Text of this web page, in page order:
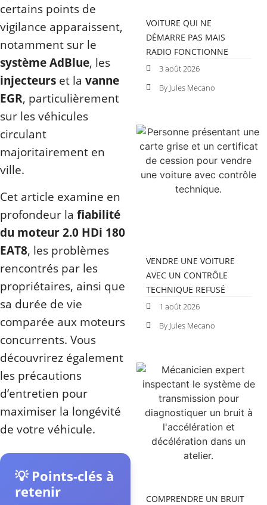
certains points de
vigilance apparaissent,
notamment sur le
système AdBlue, les
injecteurs et la vanne
EGR, particulièrement
sur les véhicules
circulant
majoritairement en
ville.
Cet article examine en
profondeur la fiabilité
du moteur 2.0 HDi 180
EAT8, les problèmes
rencontrés par les
propriétaires, ainsi que
sa durée de vie
comparée aux moteurs
concurrents. Vous
découvrirez également
les précautions
d’entretien pour
maximiser la longévité
de votre véhicule.
💡 Points-clés à
retenir
VOITURE QUI NE
DÉMARRE PAS MAIS
RADIO FONCTIONNE
3 août 2026
By Jules Mecano
VENDRE UNE VOITURE
AVEC UN CONTRÔLE
TECHNIQUE REFUSÉ
1 août 2026
By Jules Mecano
COMPRENDRE UN BRUIT